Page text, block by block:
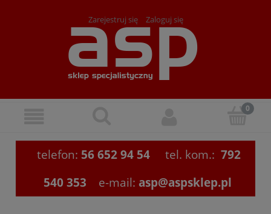
Zarejestruj się Zaloguj się
telefon: 56 652 94 54 tel. kom.: 792
540 353
e-mail: asp@aspsklep.pl